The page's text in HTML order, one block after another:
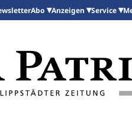
Abo Anzeigen Service